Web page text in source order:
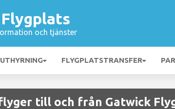
och tjänster
FLYGPLATSTRANSFER
till och från Gatwick